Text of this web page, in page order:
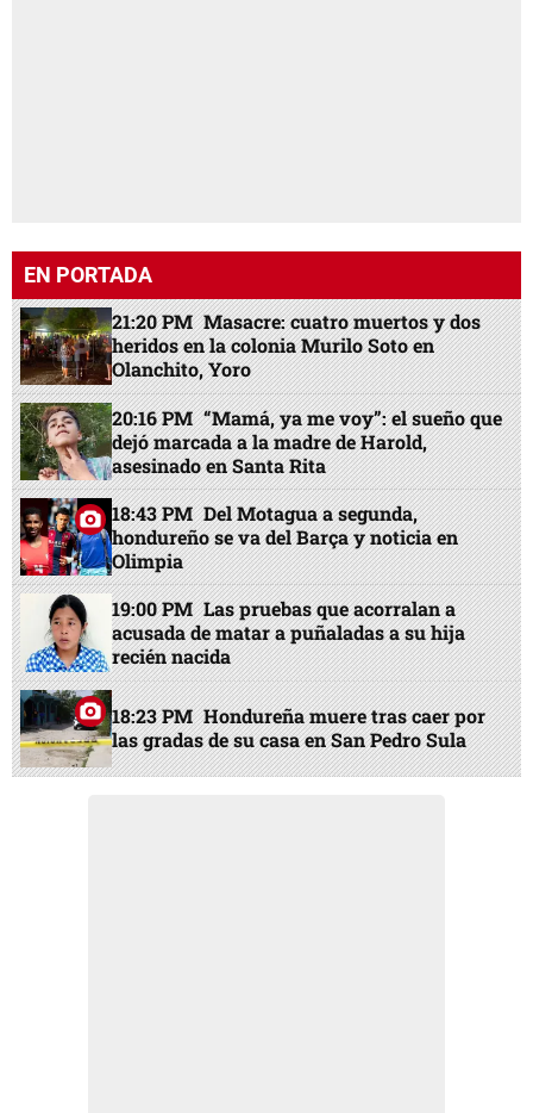
EN PORTADA
21:20 PM Masacre: cuatro muertos y dos
heridos en la colonia Murilo Soto en
Olanchito, Yoro
20:16 PM “Mamá, ya me voy”: el sueño que
dejó marcada a la madre de Harold,
asesinado en Santa Rita
18:43 PM Del Motagua a segunda,
hondureño se va del Barça y noticia en
Olimpia
19:00 PM Las pruebas que acorralan a
acusada de matar a puñaladas a su hija
recién nacida
18:23 PM Hondureña muere tras caer por
las gradas de su casa en San Pedro Sula